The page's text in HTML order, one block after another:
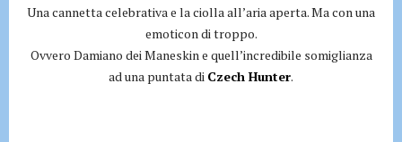
Una cannetta celebrativa e la ciolla all’aria aperta. Ma con una
emoticon di troppo.
Ovvero Damiano dei Maneskin e quell’incredibile somiglianza
ad una puntata di Czech Hunter.